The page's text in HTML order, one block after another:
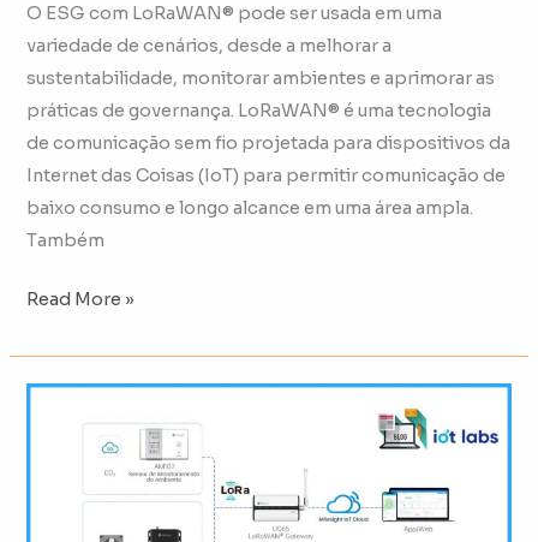
O ESG com LoRaWAN® pode ser usada em uma
variedade de cenários, desde a melhorar a
sustentabilidade, monitorar ambientes e aprimorar as
práticas de governança. LoRaWAN® é uma tecnologia
de comunicação sem fio projetada para dispositivos da
Internet das Coisas (IoT) para permitir comunicação de
baixo consumo e longo alcance em uma área ampla.
Também
Read More »
COVID-
Monitoramento